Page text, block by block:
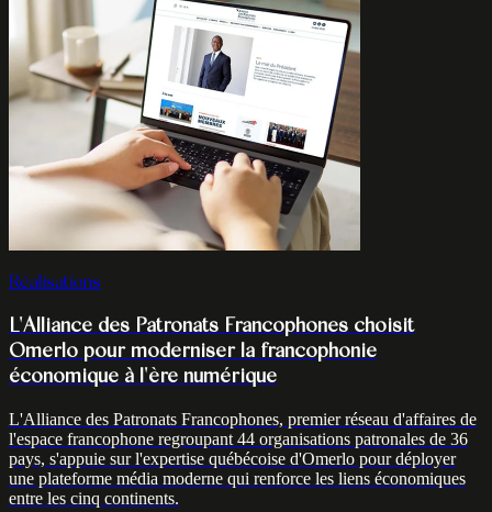
Réalisations
L'Alliance des Patronats Francophones choisit
Omerlo pour moderniser la francophonie
économique à l'ère numérique
L'Alliance des Patronats Francophones, premier réseau d'affaires de
l'espace francophone regroupant 44 organisations patronales de 36
pays, s'appuie sur l'expertise québécoise d'Omerlo pour déployer
une plateforme média moderne qui renforce les liens économiques
entre les cinq continents.